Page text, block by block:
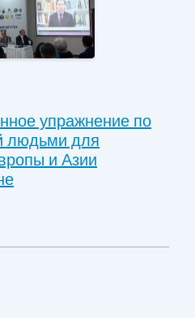
упражнение по
людьми для
и Азии